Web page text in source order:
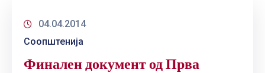
04.04.2014
Соопштенија
Финален документ од Прва